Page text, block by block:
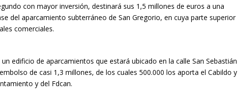
con mayor inversión, destinará sus 1,5 millones de euros a una
del aparcamiento subterráneo de San Gregorio, en cuya parte superior
comerciales.
edificio de aparcamientos que estará ubicado en la calle San Sebastián
de casi 1,3 millones, de los cuales 500.000 los aporta el Cabildo y
y del Fdcan.